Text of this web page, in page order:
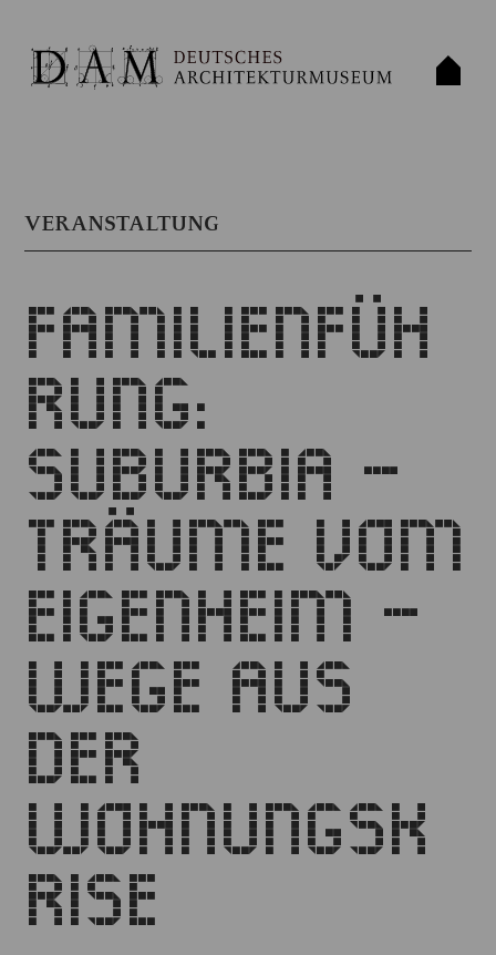
VERANSTALTUNG
FAMILIENFÜH
RUNG:
SUBURBIA –
TRÄUME VOM
EIGENHEIM –
WEGE AUS
DER
WOHNUNGSK
RISE